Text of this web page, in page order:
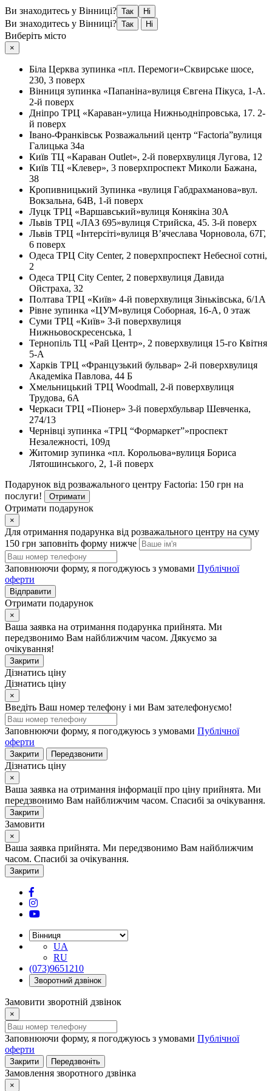
Ви знаходитесь у Вінниці? Так Ні
Ви знаходитесь у Вінниці? Так Ні
Виберіть місто
×
Біла Церква зупинка «пл. Перемоги»Сквирське шосе,
230, 3 поверх
Вінниця зупинка «Папаніна»вулиця Євгена Пікуса, 1-А.
2-й поверх
Дніпро ТРЦ «Караван»улица Нижньодніпровська, 17. 2-
й поверх
Івано-Франківськ Розважальний центр “Factoria”вулиця
Галицька 34а
Київ ТЦ «Караван Outlet», 2-й поверхвулиця Лугова, 12
Київ ТЦ «Клевер», 3 поверхпроспект Миколи Бажана,
38
Кропивницький Зупинка «вулиця Габдрахманова»вул.
Вокзальна, 64В, 1-й поверх
Луцк ТРЦ «Варшавський»вулиця Конякіна 30А
Львів ТРЦ «ЛАЗ 695»вулиця Стрийска, 45. 3-й поверх
Львів ТРЦ «Інтерсіті»вулиця В’ячеслава Чорновола, 67Г,
6 поверх
Одеса ТРЦ City Center, 2 поверхпроспект Небесної сотні,
2
Одеса ТРЦ City Center, 2 поверхвулиця Давида
Ойстраха, 32
Полтава ТРЦ «Київ» 4-й поверхвулиця Зіньківська, 6/1А
Рівне зупинка «ЦУМ»вулиця Соборная, 16-А, 0 этаж
Суми ТРЦ «Київ» 3-й поверхвулиця
Нижньовоскресенська, 1
Тернопіль ТЦ «Рай Центр», 2 поверхвулиця 15-го Квітня
5-А
Харків ТРЦ «Французький бульвар» 2-й поверхвулиця
Академіка Павлова, 44 Б
Хмельницький ТРЦ Woodmall, 2-й поверхвулиця
Трудова, 6А
Черкаси ТРЦ «Піонер» 3-й поверхбульвар Шевченка,
274/13
Чернівці зупинка «ТРЦ “Формаркет”»проспект
Незалежності, 109д
Житомир зупинка «пл. Корольова»вулиця Бориса
Лятошинського, 2, 1-й поверх
Подарунок від розважального центру Factoria: 150 грн на
послуги!
Отримати
Отримати подарунок
×
Для отримання подарунка від розважального центру на суму
150 грн заповніть форму нижче
Заповнюючи форму, я погоджуюсь з умовами Публічної
оферти
Відправити
Отримати подарунок
×
Ваша заявка на отримання подарунка прийнята. Ми
передзвонимо Вам найближчим часом. Дякуємо за
очікування!
Закрити
Дізнатись ціну
Дізнатись ціну
×
Введіть Ваш номер телефону і ми Вам зателефонуємо!
Заповнюючи форму, я погоджуюсь з умовами Публічної
оферти
Закрити Передзвонити
Дізнатись ціну
×
Ваша заявка на отримання інформації про ціну прийнята. Ми
передзвонимо Вам найближчим часом. Спасибі за очікування.
Закрити
Замовити
×
Ваша заявка прийнята. Ми передзвонимо Вам найближчим
часом. Спасибі за очікування.
Закрити
UA
RU
(073)9651210
Зворотний дзвінок
Замовити зворотній дзвінок
×
Заповнюючи форму, я погоджуюсь з умовами Публічної
оферти
Закрити Передзвоніть
Замовлення зворотного дзвінка
×